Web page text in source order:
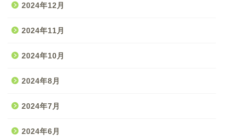
2024年12月
2024年11月
2024年10月
2024年8月
2024年7月
2024年6月